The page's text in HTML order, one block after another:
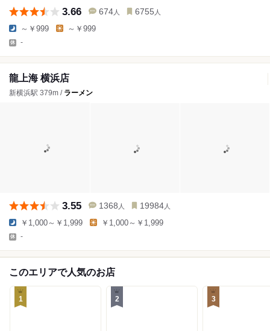
3.66 674 人 6755 人
～￥999 ～￥999
-
龍上海 横浜店
新横浜駅 379m / ラーメン
3.55 1368 人 19984 人
￥1,000～￥1,999 ￥1,000～￥1,999
-
このエリアで人気のお店
1 2 3